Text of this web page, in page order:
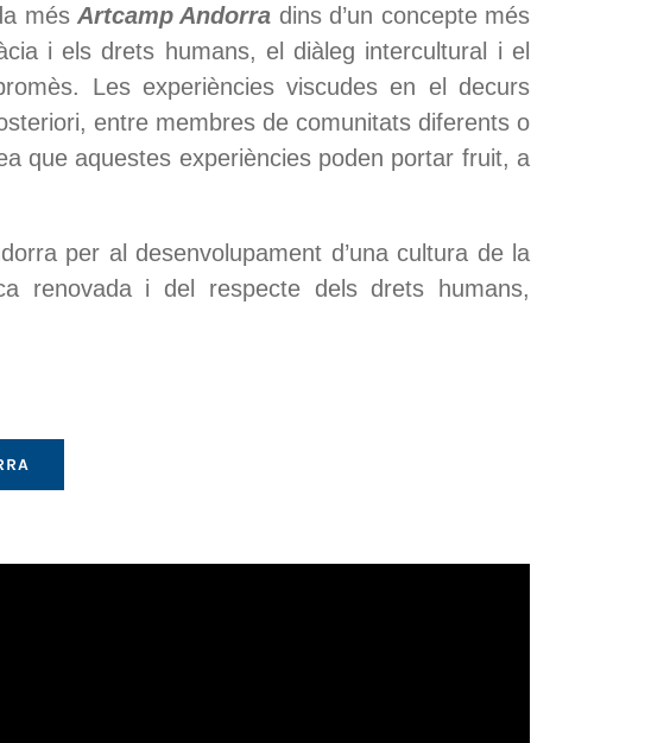
mésArtcamp Andorra dins d’un concepte més
i els drets humans, el diàleg intercultural i el
Les experiències viscudes en el decurs
entre membres de comunitats diferents o
que aquestes experiències poden portar fruit, a
per al desenvolupament d’una cultura de la
renovada i del respecte dels drets humans,